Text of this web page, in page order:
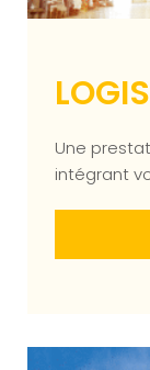
Une
intégrant